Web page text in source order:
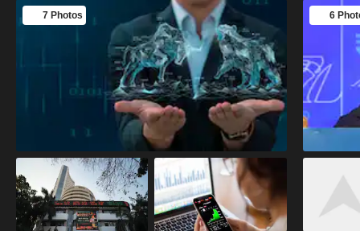
7 Photos 6